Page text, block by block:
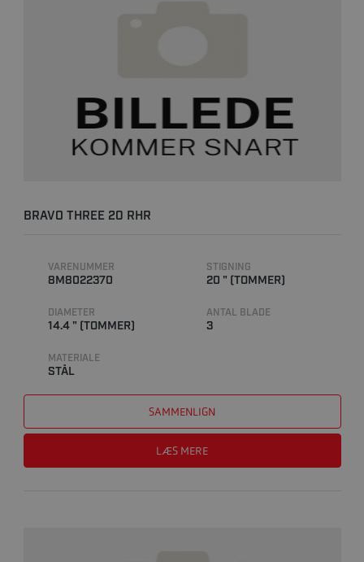
BRAVO THREE 20 RHR
VARENUMMER
8M8022370
STIGNING
20 " (TOMMER)
DIAMETER
14.4 " (TOMMER)
ANTAL BLADE
3
MATERIALE
STÅL
SAMMENLIGN
LÆS MERE